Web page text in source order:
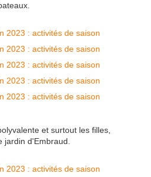
et surtout les filles,
jardin d'Embraud.